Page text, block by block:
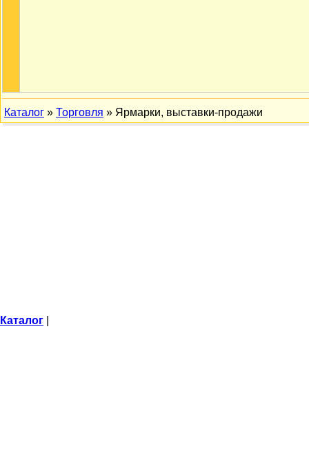
Каталог » Торговля » Ярмарки, выставки-продажи
Каталог